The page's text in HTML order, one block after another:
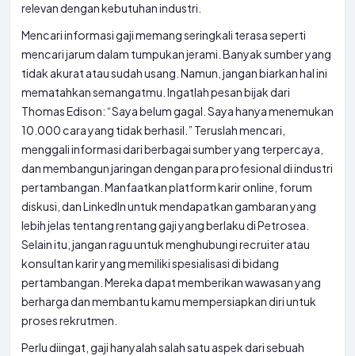
relevan dengan kebutuhan industri.
Mencari informasi gaji memang seringkali terasa seperti
mencari jarum dalam tumpukan jerami. Banyak sumber yang
tidak akurat atau sudah usang. Namun, jangan biarkan hal ini
mematahkan semangatmu. Ingatlah pesan bijak dari
Thomas Edison: “Saya belum gagal. Saya hanya menemukan
10.000 cara yang tidak berhasil.” Teruslah mencari,
menggali informasi dari berbagai sumber yang terpercaya,
dan membangun jaringan dengan para profesional di industri
pertambangan. Manfaatkan platform karir online, forum
diskusi, dan LinkedIn untuk mendapatkan gambaran yang
lebih jelas tentang rentang gaji yang berlaku di Petrosea.
Selain itu, jangan ragu untuk menghubungi recruiter atau
konsultan karir yang memiliki spesialisasi di bidang
pertambangan. Mereka dapat memberikan wawasan yang
berharga dan membantu kamu mempersiapkan diri untuk
proses rekrutmen.
Perlu diingat, gaji hanyalah salah satu aspek dari sebuah